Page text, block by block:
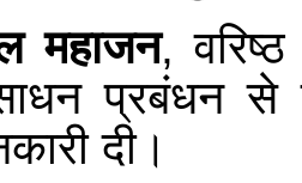
महाजन,
प्रबंधन से
दी।